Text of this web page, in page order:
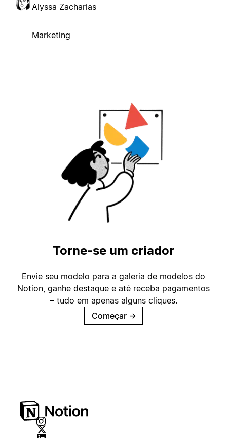
Alyssa Zacharias
Marketing
Torne-se um criador
Envie seu modelo para a galeria de modelos do
Notion, ganhe destaque e até receba pagamentos
– tudo em apenas alguns cliques.
Começar →